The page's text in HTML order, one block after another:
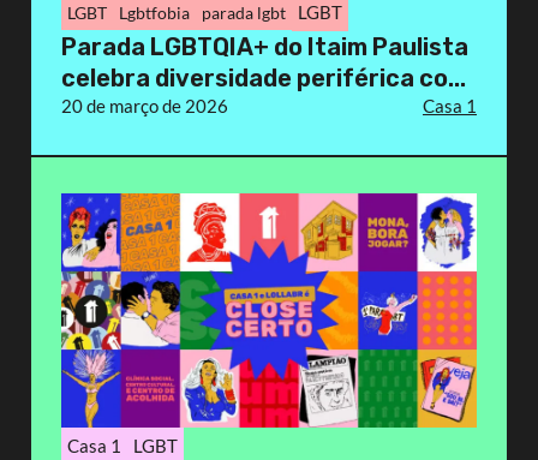
LGBT Lgbtfobia parada lgbt LGBT
Parada LGBTQIA+ do Itaim Paulista
celebra diversidade periférica co...
20 de março de 2026 Casa 1
Casa 1 LGBT